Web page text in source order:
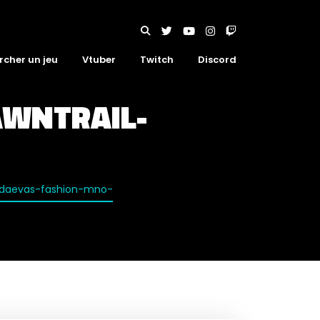
un jeu Vtuber Twitch Discord
fashion-mno-